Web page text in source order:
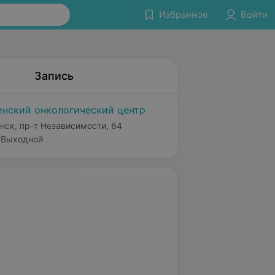
Избранное Войти
Запись
онкологический центр
пр-т Независимости, 64
Выходной